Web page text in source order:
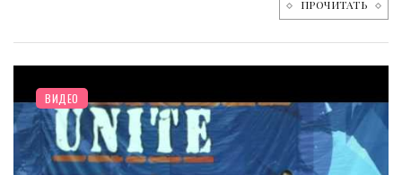
ПРОЧИТАТЬ
ВИДЕО